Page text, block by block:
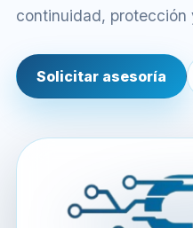
continuidad, protección
Solicitar asesoría